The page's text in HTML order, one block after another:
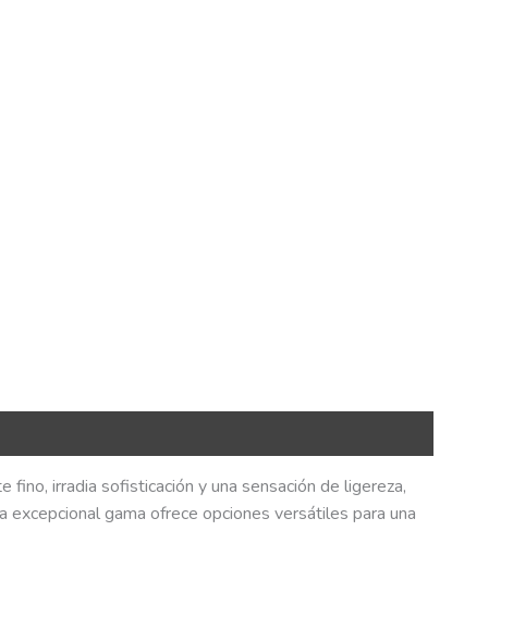
irradia sofisticación y una sensación de ligereza,
gama ofrece opciones versátiles para una